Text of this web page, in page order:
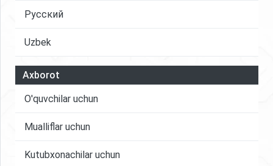
oshirishda muhim rol o'ynaydi
Русский
Uzbek
Axborot
O'quvchilar uchun
Mualliflar uchun
Kutubxonachilar uchun